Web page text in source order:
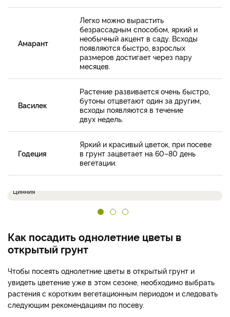
Амарант
Легко можно вырастить
безрассадным способом, яркий и
необычный акцент в саду. Всходы
появляются быстро, взрослых
размеров достигает через пару
месяцев.
Василек
Растение развивается очень быстро,
бутоны отцветают один за другим,
всходы появляются в течение
двух недель.
Годеция
Яркий и красивый цветок, при посеве
в грунт зацветает на 60–80 день
вегетации.
Цинния
Как посадить однолетние цветы в
открытый грунт
Чтобы посеять однолетние цветы в открытый грунт и
увидеть цветение уже в этом сезоне, необходимо выбрать
растения с коротким вегетационным периодом и следовать
следующим рекомендациям по посеву.